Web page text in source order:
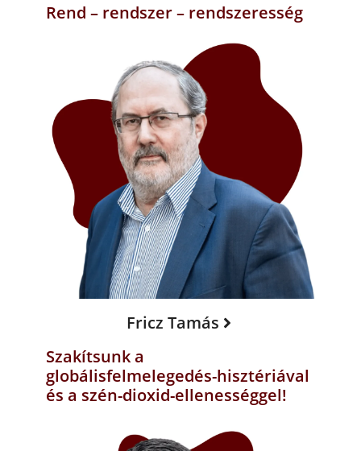
Rend – rendszer – rendszeresség
Fricz Tamás
Szakítsunk a
globálisfelmelegedés-hisztériával
és a szén-dioxid-ellenességgel!